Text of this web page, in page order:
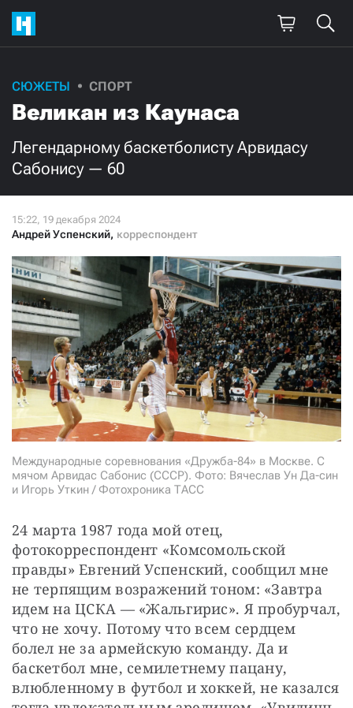
СЮЖЕТЫ СПОРТ
Великан из Каунаса
Легендарному баскетболисту Арвидасу
Сабонису — 60
Андрей Успенский, корреспондент
Международные соревнования «Дружба-84» в Москве. С
мячом Арвидас Сабонис (СССР). Фото: Вячеслав Ун Да-син
и Игорь Уткин / Фотохроника ТАСС
24 марта 1987 года мой отец,
фотокорреспондент «Комсомольской
правды» Евгений Успенский, сообщил мне
не терпящим возражений тоном: «Завтра
идем на ЦСКА — «Жальгирис». Я пробурчал,
что не хочу. Потому что всем сердцем
болел не за армейскую команду. Да и
баскетбол мне, семилетнему пацану,
влюбленному в футбол и хоккей, не казался
Поддержите
нашу работу!
Ежемесячно Разово
500
Нажимая кнопку «Стать соучастником»,
я принимаю условия и подтверждаю свое гражданство РФ
СТАТЬ СОУЧАСТНИКОМ
ПОДЕЛИТЬСЯ С ДРУЗЬЯМИ
Если у вас есть вопросы, пишите donate@novayagazeta.ruили
звоните:
+7 (929) 612-03-68